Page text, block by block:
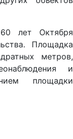
лет Октября
Площадка
метров,
и
площадки